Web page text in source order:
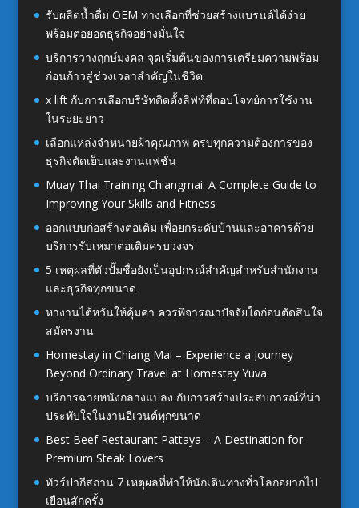
รับผลิตน้ำดื่ม OEM ทางเลือกที่ช่วยสร้างแบรนด์ได้ง่าย
พร้อมต่อยอดธุรกิจอย่างมั่นใจ
บริการวางฤกษ์มงคล จุดเริ่มต้นของการเตรียมความพร้อม
ก่อนก้าวสู่ช่วงเวลาสำคัญในชีวิต
x lift กับการเลือกบริษัทติดตั้งลิฟท์ที่ตอบโจทย์การใช้งาน
ในระยะยาว
เลือกแหล่งจำหน่ายผ้าคุณภาพ ครบทุกความต้องการของ
ธุรกิจตัดเย็บและงานแฟชั่น
Muay Thai Training Chiangmai: A Complete Guide to
Improving Your Skills and Fitness
ออกแบบก่อสร้างต่อเติม เพื่อยกระดับบ้านและอาคารด้วย
บริการรับเหมาต่อเติมครบวงจร
5 เหตุผลที่ตัวปั๊มชื่อยังเป็นอุปกรณ์สำคัญสำหรับสำนักงาน
และธุรกิจทุกขนาด
หางานไต้หวันให้คุ้มค่า ควรพิจารณาปัจจัยใดก่อนตัดสินใจ
สมัครงาน
Homestay in Chiang Mai – Experience a Journey
Beyond Ordinary Travel at Homestay Yuva
บริการฉายหนังกลางแปลง กับการสร้างประสบการณ์ที่น่า
ประทับใจในงานอีเวนต์ทุกขนาด
Best Beef Restaurant Pattaya – A Destination for
Premium Steak Lovers
ทัวร์ปากีสถาน 7 เหตุผลที่ทำให้นักเดินทางทั่วโลกอยากไป
เยือนสักครั้ง